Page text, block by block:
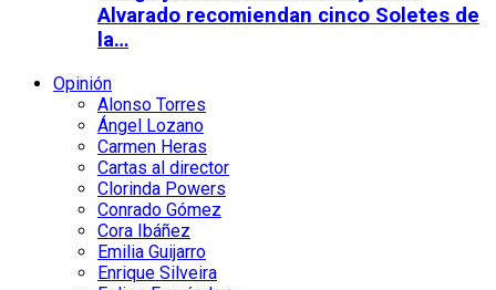
Alvarado recomiendan cinco Soletes de
la…
Opinión
Alonso Torres
Ángel Lozano
Carmen Heras
Cartas al director
Clorinda Powers
Conrado Gómez
Cora Ibáñez
Emilia Guijarro
Enrique Silveira